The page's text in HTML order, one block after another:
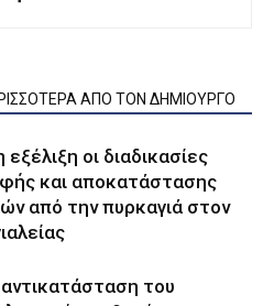
ΑΠΟ ΤΟΝ ΔΗΜΙΟΥΡΓΟ
οι διαδικασίες
και αποκατάστασης
από την πυρκαγιά στον
του